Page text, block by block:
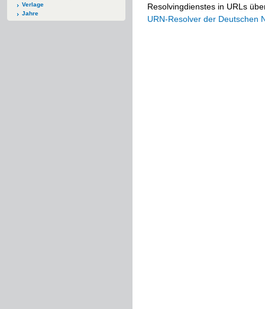
Verlage
Jahre
Resolvingdienstes in URLs
URN-Resolver der Deutschen